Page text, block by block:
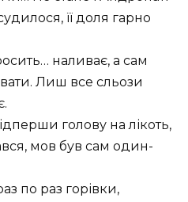
її доля гарно
наливає, а сам
Лиш все сльози
голову на лікоть,
мов був сам один-
по раз горівки,